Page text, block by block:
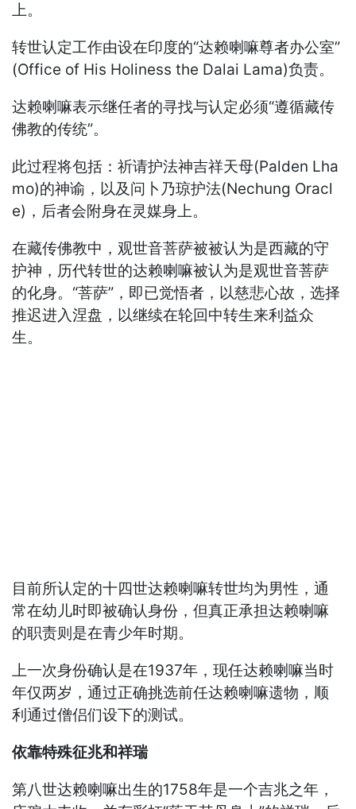
上。
转世认定工作由设在印度的“达赖喇嘛尊者办公室”
(Office of His Holiness the Dalai Lama)负责。
达赖喇嘛表示继任者的寻找与认定必须“遵循藏传
佛教的传统”。
此过程将包括：祈请护法神吉祥天母(Palden Lha
mo)的神谕，以及问卜乃琼护法(Nechung Oracl
e)，后者会附身在灵媒身上。
在藏传佛教中，观世音菩萨被被认为是西藏的守
护神，历代转世的达赖喇嘛被认为是观世音菩萨
的化身。“菩萨”，即已觉悟者，以慈悲心故，选择
推迟进入涅盘，以继续在轮回中转生来利益众
生。
目前所认定的十四世达赖喇嘛转世均为男性，通
常在幼儿时即被确认身份，但真正承担达赖喇嘛
的职责则是在青少年时期。
上一次身份确认是在1937年，现任达赖喇嘛当时
年仅两岁，通过正确挑选前任达赖喇嘛遗物，顺
利通过僧侣们设下的测试。
依靠特殊征兆和祥瑞
第八世达赖喇嘛出生的1758年是一个吉兆之年，